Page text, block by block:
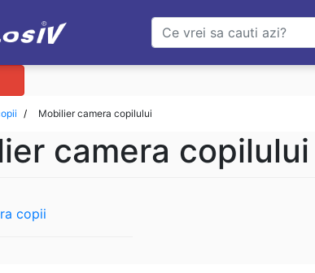
Mobilier camera copilului
camera copilului
copii